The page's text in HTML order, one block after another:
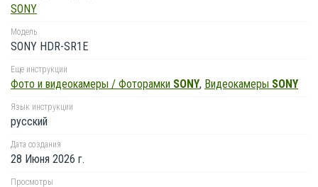
SONY
Модель
SONY HDR-SR1E
Еще инструкции
Фото и видеокамеры / Фоторамки SONY, Видеокамеры SONY
Язык инструкции
русский
Дата создания
28 Июня 2026 г.
Просмотры